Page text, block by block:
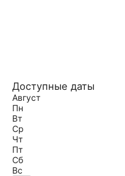
Доступные даты
Август
Пн
Вт
Ср
Чт
Пт
Сб
Вс